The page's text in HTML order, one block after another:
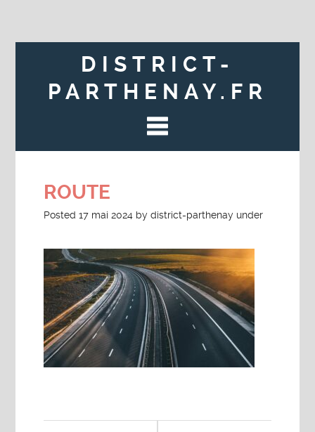
DISTRICT-
PARTHENAY.FR
ROUTE
Posted17 mai 2024 bydistrict-parthenay under